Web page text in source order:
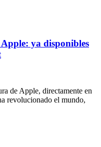
ya disponibles
de Apple, directamente en
revolucionado el mundo,